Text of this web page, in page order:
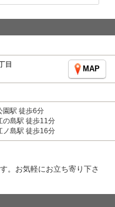
目
MAP
園駅 徒歩6分
の島駅 徒歩11分
ノ島駅 徒歩16分
。お気軽にお立ち寄り下さ